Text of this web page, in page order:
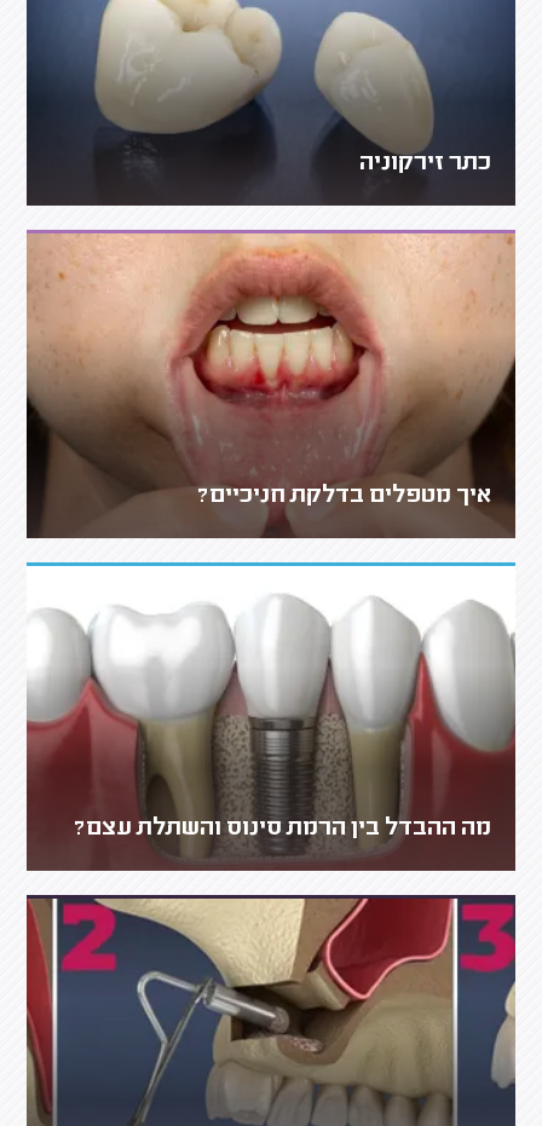
כתר זירקוניה
איך מטפלים בדלקת חניכיים?
מה ההבדל בין הרמת סינוס והשתלת עצם?